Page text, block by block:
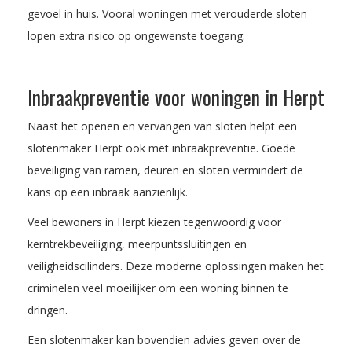
gevoel in huis. Vooral woningen met verouderde sloten
lopen extra risico op ongewenste toegang.
Inbraakpreventie voor woningen in Herpt
Naast het openen en vervangen van sloten helpt een
slotenmaker Herpt ook met inbraakpreventie. Goede
beveiliging van ramen, deuren en sloten vermindert de
kans op een inbraak aanzienlijk.
Veel bewoners in Herpt kiezen tegenwoordig voor
kerntrekbeveiliging, meerpuntssluitingen en
veiligheidscilinders. Deze moderne oplossingen maken het
criminelen veel moeilijker om een woning binnen te
dringen.
Een slotenmaker kan bovendien advies geven over de